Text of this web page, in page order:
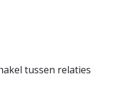
tussen relaties